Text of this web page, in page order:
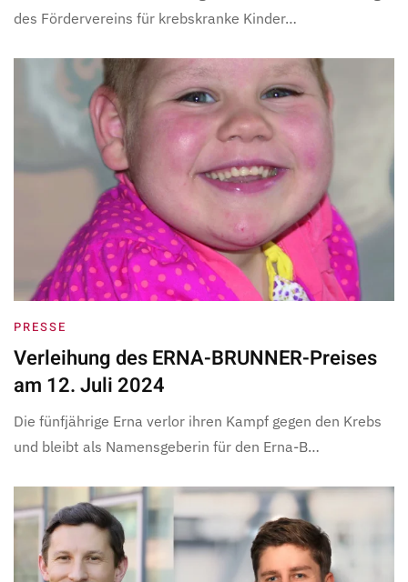
des Fördervereins für krebskranke Kinder…
PRESSE
Verleihung des ERNA-BRUNNER-Preises
am 12. Juli 2024
Die fünfjährige Erna verlor ihren Kampf gegen den Krebs
und bleibt als Namensgeberin für den Erna-B…